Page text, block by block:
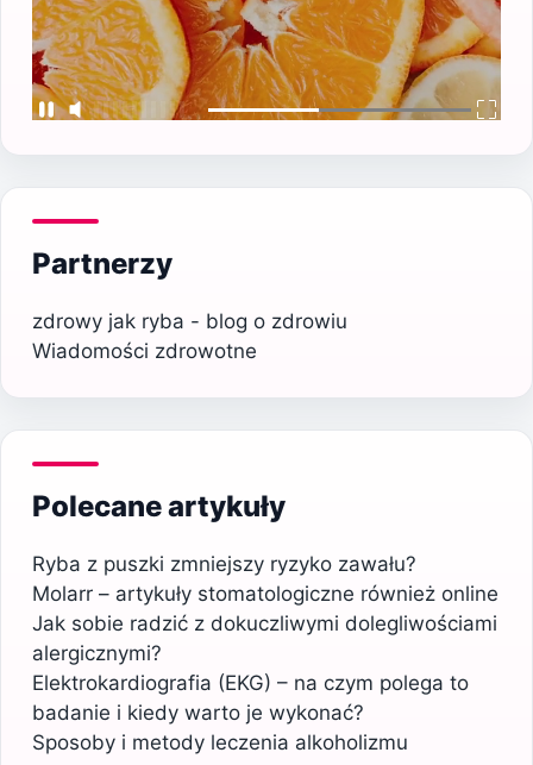
Partnerzy
zdrowy jak ryba - blog o zdrowiu
Wiadomości zdrowotne
Polecane artykuły
Ryba z puszki zmniejszy ryzyko zawału?
Molarr – artykuły stomatologiczne również online
Jak sobie radzić z dokuczliwymi dolegliwościami
alergicznymi?
Elektrokardiografia (EKG) – na czym polega to
badanie i kiedy warto je wykonać?
Sposoby i metody leczenia alkoholizmu